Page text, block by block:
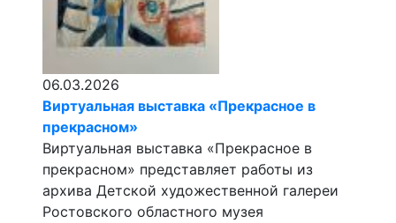
06.03.2026
Виртуальная выставка «Прекрасное в
прекрасном»
Виртуальная выставка «Прекрасное в
прекрасном» представляет работы из
архива Детской художественной галереи
Ростовского областного музея